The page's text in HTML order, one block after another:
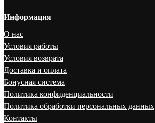
Информация
О нас
Условия работы
Условия возврата
Доставка и оплата
Бонусная система
Политика конфиденциальности
Политика обработки персональных данных
Контакты